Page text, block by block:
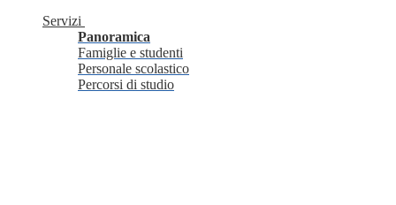
Servizi
Panoramica
Famiglie e studenti
Personale scolastico
Percorsi di studio